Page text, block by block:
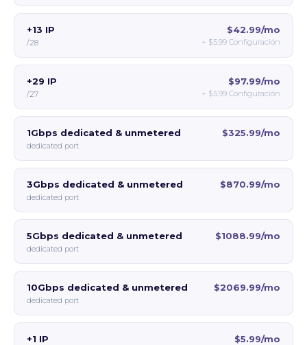
+13 IP
/28
$42.99/mo
+ $5.99 Configuración
+29 IP
/27
$97.99/mo
+ $5.99 Configuración
1Gbps dedicated & unmetered
dedicated port
$325.99/mo
3Gbps dedicated & unmetered
dedicated port
$870.99/mo
5Gbps dedicated & unmetered
dedicated port
$1088.99/mo
10Gbps dedicated & unmetered
dedicated port
$2069.99/mo
+1 IP $5.99/mo